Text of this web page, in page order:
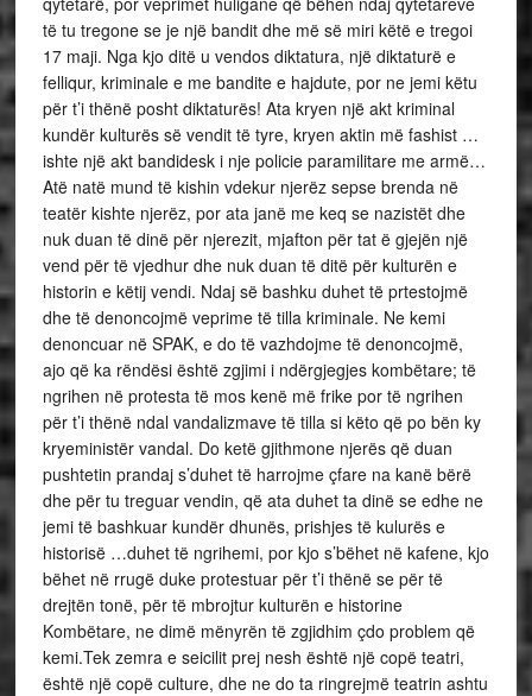
të tu tregone se je një bandit dhe më së miri këtë e tregoi
17 maji. Nga kjo ditë u vendos diktatura, një diktaturë e
felliqur, kriminale e me bandite e hajdute, por ne jemi këtu
për t’i thënë posht diktaturës! Ata kryen një akt kriminal
kundër kulturës së vendit të tyre, kryen aktin më fashist …
ishte një akt bandidesk i nje policie paramilitare me armë…
Atë natë mund të kishin vdekur njerëz sepse brenda në
teatër kishte njerëz, por ata janë me keq se nazistët dhe
nuk duan të dinë për njerezit, mjafton për tat ë gjejën një
vend për të vjedhur dhe nuk duan të ditë për kulturën e
historin e këtij vendi. Ndaj së bashku duhet të prtestojmë
dhe të denoncojmë veprime të tilla kriminale. Ne kemi
denoncuar në SPAK, e do të vazhdojme të denoncojmë,
ajo që ka rëndësi është zgjimi i ndërgjegjes kombëtare; të
ngrihen në protesta të mos kenë më frike por të ngrihen
për t’i thënë ndal vandalizmave të tilla si këto që po bën ky
kryeministër vandal. Do ketë gjithmone njerës që duan
pushtetin prandaj s’duhet të harrojme çfare na kanë bërë
dhe për tu treguar vendin, që ata duhet ta dinë se edhe ne
jemi të bashkuar kundër dhunës, prishjes të kulurës e
historisë …duhet të ngrihemi, por kjo s’bëhet në kafene, kjo
bëhet në rrugë duke protestuar për t’i thënë se për të
drejtën tonë, për të mbrojtur kulturën e historine
Kombëtare, ne dimë mënyrën të zgjidhim çdo problem që
kemi.Tek zemra e seicilit prej nesh është një copë teatri,
është një copë culture, dhe ne do ta ringrejmë teatrin ashtu